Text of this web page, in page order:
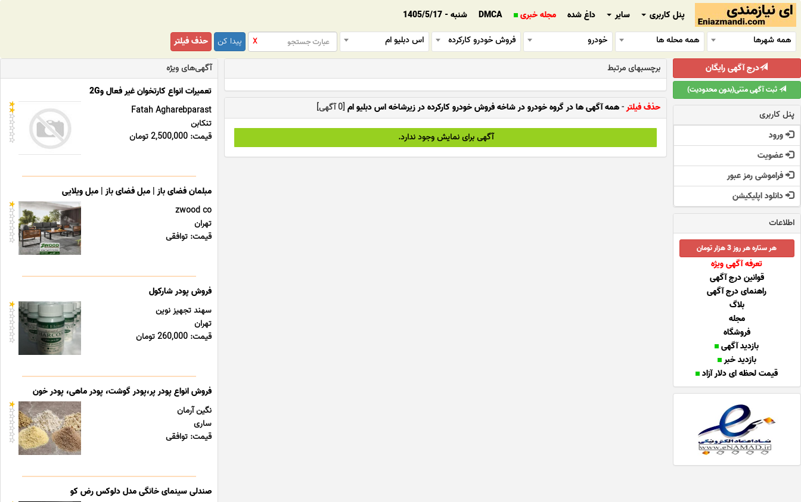
پنل کاربری سایر داغ شده مجله خبری DMCA
شنبه - 1405/5/17
همه شهرها
همه محله ها خودرو فروش خودرو کارکرده اس دبلیو ام X پیدا کن
حذف فیلتر
برچسبهای مرتبط
حذف فیلتر-همه آگهی ها در گروه خودرو در شاخه فروش خودرو کارکرده در زیرشاخه اس دبلیو ام [0 آگهی]
آگهی برای نمایش وجود ندارد.
آگهی‌های ویژه
تعمیرات انواع کارتخوان غیر فعال و2G
Fatah Agharebparast
تنکابن
قیمت: 2,500,000 تومان
مبلمان فضای باز | مبل فضای باز | مبل ویلایی
zwood co
تهران
قیمت: توافقی
فروش پودر شارکول
سهند تجهیز نوین
تهران
قیمت: 260,000 تومان
فروش انواع پودر پر،پودر گوشت، پودر ماهی، پودر خون
نگین آرمان
ساری
قیمت: توافقی
صندلی سینمای خانگی مدل دلوکس رض کو
درج آگهی رایگان
ثبت آگهی متنی(بدون محدودیت)
پنل کاربری
ورود
عضویت
فراموشی رمز عبور
دانلود اپلیکیشن
اطلاعات
هر ستاره هر روز 3 هزار تومان
تعرفه آگهی ویژه
قوانین درج آگهی
راهنمای درج آگهی
بلاگ
مجله
فروشگاه
بازدید آگهی
بازدید خبر
قیمت لحظه ای دلار آزاد